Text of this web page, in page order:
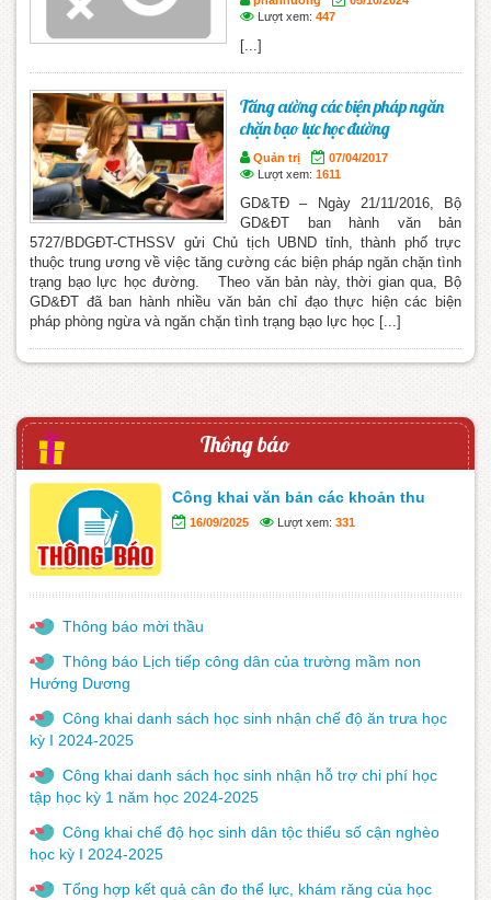
Lượt xem: 447
[...]
Tăng cường các biện pháp ngăn
chặn bạo lực học đường
Quản trị
07/04/2017
Lượt xem: 1611
GD&TĐ – Ngày 21/11/2016, Bộ
GD&ĐT ban hành văn bản
5727/BDGĐT-CTHSSV gửi Chủ tịch UBND tỉnh, thành phố trực
thuộc trung ương về việc tăng cường các biện pháp ngăn chặn tình
trạng bạo lực học đường. Theo văn bản này, thời gian qua, Bộ
GD&ĐT đã ban hành nhiều văn bản chỉ đạo thực hiện các biện
pháp phòng ngừa và ngăn chặn tình trạng bạo lực học [...]
Thông báo
Công khai văn bản các khoản thu
16/09/2025 Lượt xem: 331
Thông báo mời thầu
Thông báo Lịch tiếp công dân của trường mầm non
Hướng Dương
Công khai danh sách học sinh nhận chế độ ăn trưa học
kỳ I 2024-2025
Công khai danh sách học sinh nhận hỗ trợ chi phí học
tập học kỳ 1 năm học 2024-2025
Công khai chế độ học sinh dân tộc thiểu số cận nghèo
học kỳ I 2024-2025
Tổng hợp kết quả cân đo thể lực, khám răng của học